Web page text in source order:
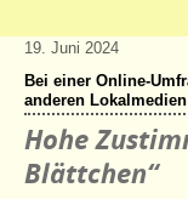
19. Juni 2024
Bei einer Online-
anderen
Hohe
Blättchen“